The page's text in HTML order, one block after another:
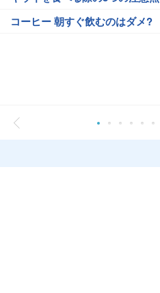
コーヒー 朝すぐ飲むのはダメ?